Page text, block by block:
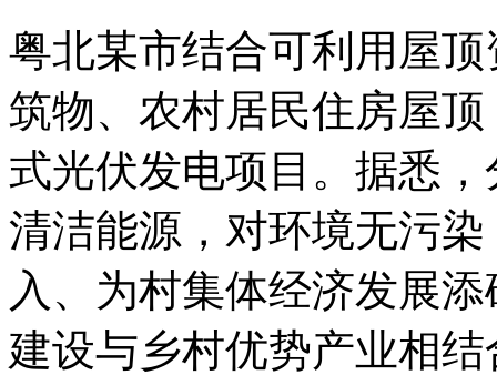
粤北某市结合可利用屋
筑物、农村居民住房屋
式光伏发电项目。据悉
清洁能源，对环境无污
入、为村集体经济发展
建设与乡村优势产业相